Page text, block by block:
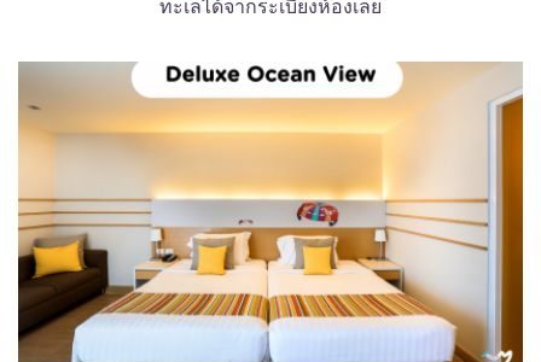
ทะเลได้จากระเบียงห้องเลย